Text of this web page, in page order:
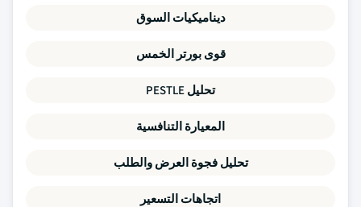
ديناميكيات السوق
قوى بورتر الخمس
تحليل PESTLE
المعيارة التنافسية
تحليل فجوة العرض والطلب
اتجاهات التسعير